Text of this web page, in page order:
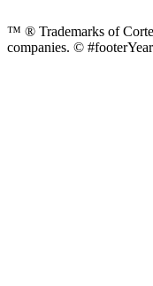
™ ® Trademarks of
companies. ©